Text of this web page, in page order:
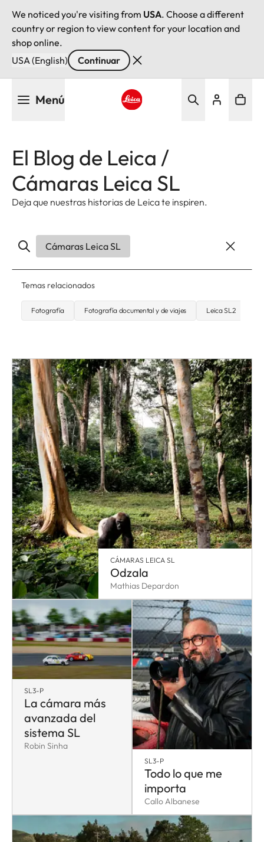
We noticed you're visiting from USA. Choose a different
country or region to view content for your location and
shop online.
USA (English)
Continuar
Menú
El Blog de Leica /
Cámaras Leica SL
Deja que nuestras historias de Leica te inspiren.
Cámaras Leica SL
Temas relacionados
Fotografía Fotografía documental y de viajes Leica SL2
CÁMARAS LEICA SL
Odzala
Mathias Depardon
SL3-P
La cámara más
avanzada del
sistema SL
Robin Sinha
SL3-P
Todo lo que me
importa
Callo Albanese